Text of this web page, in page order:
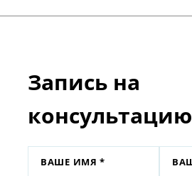
Запись на
консультацию